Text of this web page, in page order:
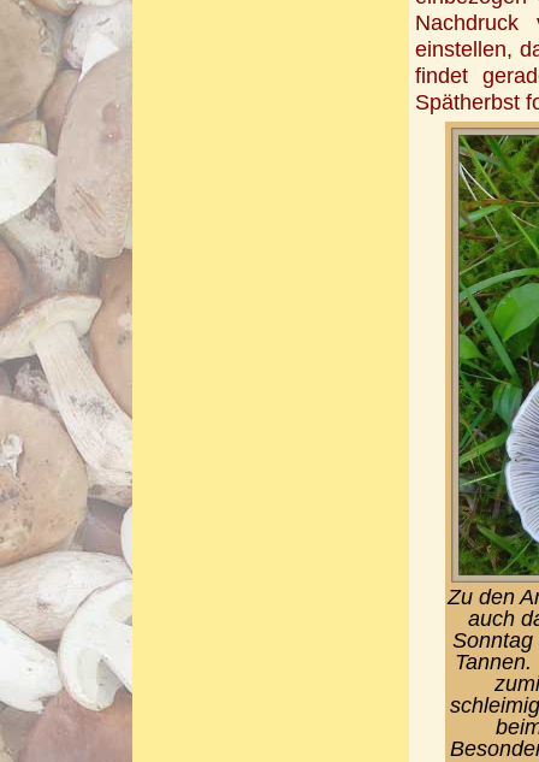
Nachdruck
einstellen,
findet
Spätherbst
Zu den
auch